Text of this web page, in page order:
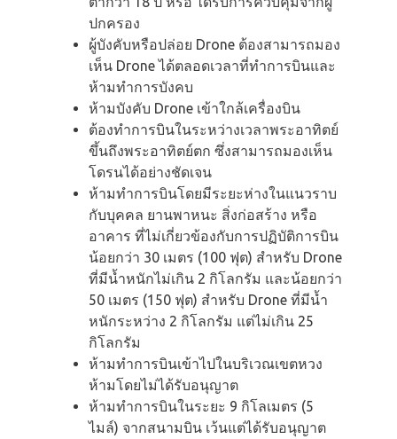
ปกครอง
ผู้บังคับหรือปล่อย Drone ต้องสามารถมอง
เห็น Drone ได้ตลอดเวลาที่ทำการบินและ
ห้ามทำการบังคบ
ห้ามบังคับ Drone เข้าใกล้เครื่องบิน
ต้องทำการบินในระหว่างเวลาพระอาทิตย์
ขึ้นถึงพระอาทิตย์ตก ซึ่งสามารถมองเห็น
โดรนได้อย่างชัดเจน
ห้ามทำการบินโดยมีระยะห่างในแนวราบ
กับบุคคล ยานพาหนะ สิ่งก่อสร้าง หรือ
อาคาร ที่ไม่เกี่ยวข้องกับการปฏิบัติการบิน
น้อยกว่า 30 เมตร (100 ฟุต) สำหรับ Drone
ที่มีน้ำหนักไม่เกิน 2 กิโลกรัม และน้อยกว่า
50 เมตร (150 ฟุต) สำหรับ Drone ที่มีน้ำ
หนักระหว่าง 2 กิโลกรัม แต่ไม่เกิน 25
กิโลกรัม
ห้ามทำการบินเข้าไปในบริเวณเขตหวง
ห้ามโดยไม่ได้รับอนุญาต
ห้ามทำการบินในระยะ 9 กิโลเมตร (5
ไมล์) จากสนามบิน เว้นแต่ได้รับอนุญาต